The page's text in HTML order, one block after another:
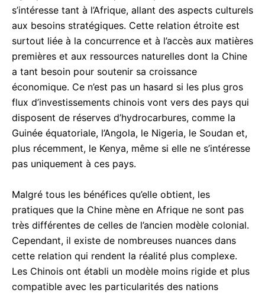
s’intéresse tant à l’Afrique, allant des aspects culturels
aux besoins stratégiques. Cette relation étroite est
surtout liée à la concurrence et à l’accès aux matières
premières et aux ressources naturelles dont la Chine
a tant besoin pour soutenir sa croissance
économique. Ce n’est pas un hasard si les plus gros
flux d’investissements chinois vont vers des pays qui
disposent de réserves d’hydrocarbures, comme la
Guinée équatoriale, l’Angola, le Nigeria, le Soudan et,
plus récemment, le Kenya, même si elle ne s’intéresse
pas uniquement à ces pays.
Malgré tous les bénéfices qu’elle obtient, les
pratiques que la Chine mène en Afrique ne sont pas
très différentes de celles de l’ancien modèle colonial.
Cependant, il existe de nombreuses nuances dans
cette relation qui rendent la réalité plus complexe.
Les Chinois ont établi un modèle moins rigide et plus
compatible avec les particularités des nations